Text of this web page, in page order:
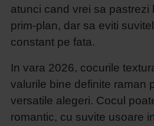
atunci cand vrei sa pastrezi
prim-plan, dar sa eviti
constant pe fata.
In vara 2026, cocurile
valurile bine definite raman
versatile alegeri. Cocul
romantic, cu suvite usoare